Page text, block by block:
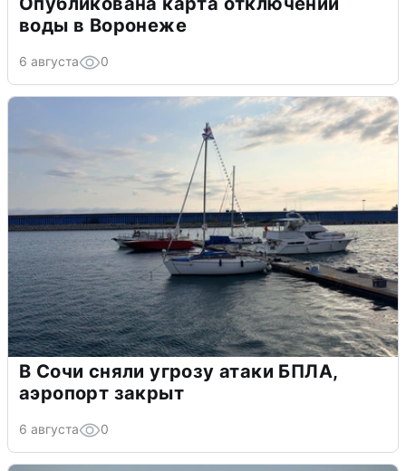
воды в Воронеже
6 августа 0
В Сочи сняли угрозу атаки БПЛА,
аэропорт закрыт
6 августа 0